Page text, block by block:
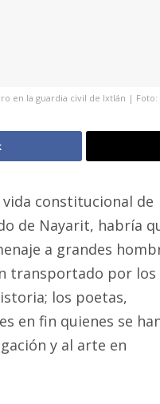
en la guardia civil de Ixtlán |
vida constitucional de
de Nayarit, habría
a grandes
transportado por los
los poetas,
en fin quienes se
y al arte en